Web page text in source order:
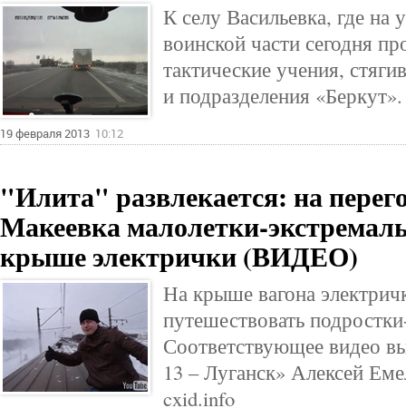
К селу Васильевка, где на
воинской части сегодня
тактические учения,
и подразделения «Беркут».
19 февраля 2013 10:12
"Илита" развлекается: на
Макеевка малолетки-
крыше электрички (ВИДЕО)
На крыше вагона
путешествовать
Соответствующее видео
13 – Луганск» Алексей
cxid.info